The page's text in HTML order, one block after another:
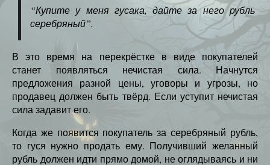
“Купите у меня гусака, дайте за него рубль
серебряный”.
В это время на перекрёстке в виде покупателей
станет появляться нечистая сила. Начнутся
предложения разной цены, уговоры и угрозы, но
продавец должен быть твёрд. Если уступит нечистая
сила задавит его.
Когда же появится покупатель за серебряный рубль,
то гуся нужно продать ему. Получивший желанный
рубль должен идти прямо домой, не оглядываясь и ни